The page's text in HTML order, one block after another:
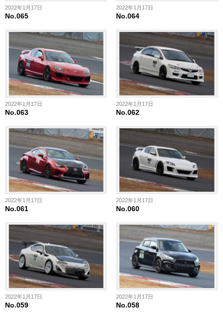
2022年1月17日
No.065
2022年1月17日
No.064
2022年1月17日
No.063
2022年1月17日
No.062
2022年1月17日
No.061
2022年1月17日
No.060
2022年1月17日
No.059
2022年1月17日
No.058